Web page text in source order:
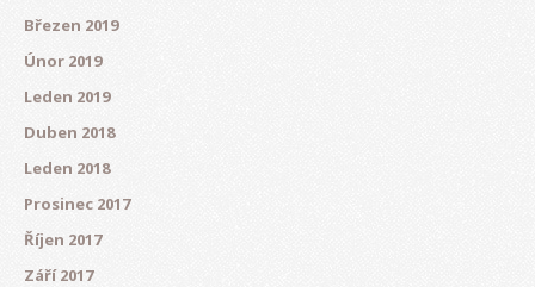
Březen 2019
Únor 2019
Leden 2019
Duben 2018
Leden 2018
Prosinec 2017
Říjen 2017
Září 2017